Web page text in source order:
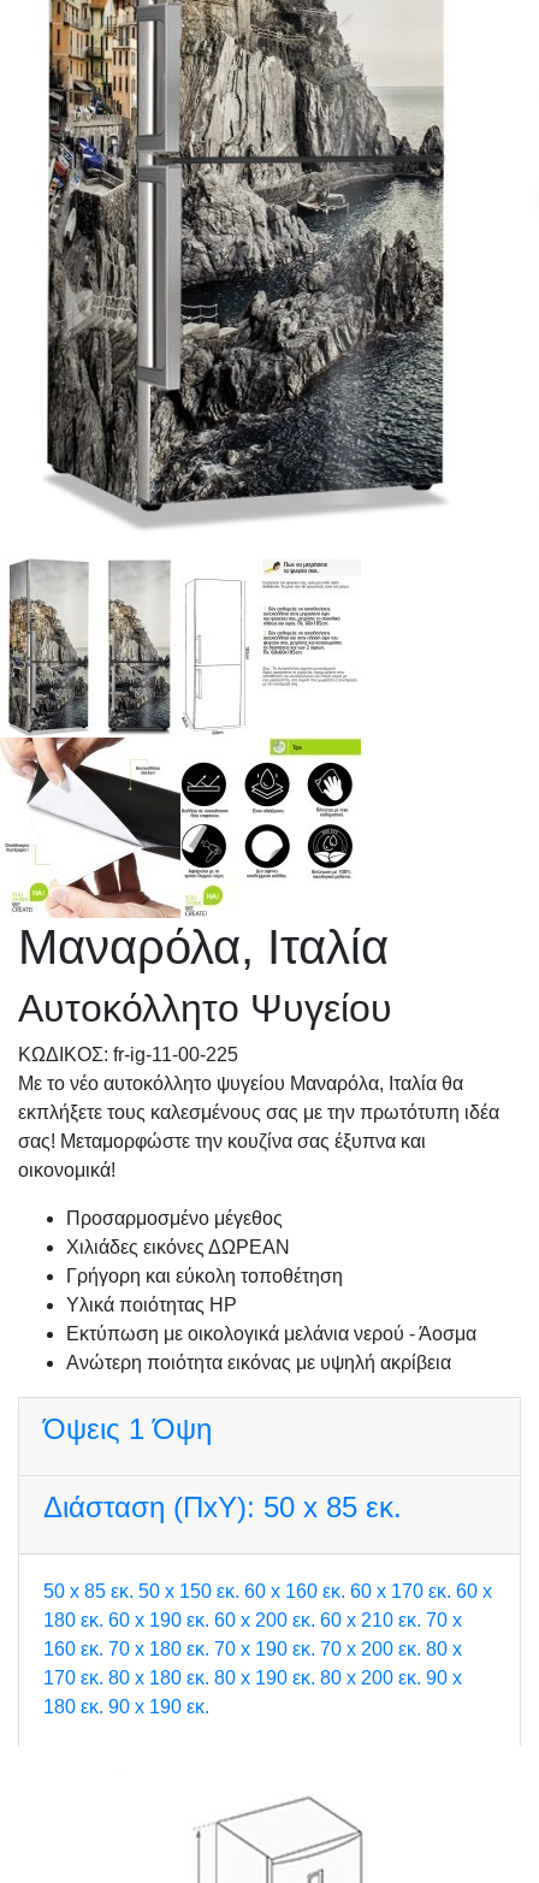
Μαναρόλα, Ιταλία
Αυτοκόλλητο Ψυγείου
KΩΔΙΚΟΣ: fr-ig-11-00-225
Με το νέο αυτοκόλλητο ψυγείου Μαναρόλα, Ιταλία θα
εκπλήξετε τους καλεσμένους σας με την πρωτότυπη ιδέα
σας! Μεταμορφώστε την κουζίνα σας έξυπνα και
οικονομικά!
Προσαρμοσμένo μέγεθος
Χιλιάδες εικόνες ΔΩΡΕΑΝ
Γρήγορη και εύκολη τοποθέτηση
Υλικά ποιότητας HP
Εκτύπωση με οικολογικά μελάνια νερού - Άοσμα
Ανώτερη ποιότητα εικόνας με υψηλή ακρίβεια
Όψεις 1 Όψη
Διάσταση (ΠxΥ): 50 x 85 εκ.
50 x 85 εκ. 50 x 150 εκ. 60 x 160 εκ. 60 x 170 εκ. 60 x
180 εκ. 60 x 190 εκ. 60 x 200 εκ. 60 x 210 εκ. 70 x
160 εκ. 70 x 180 εκ. 70 x 190 εκ. 70 x 200 εκ. 80 x
170 εκ. 80 x 180 εκ. 80 x 190 εκ. 80 x 200 εκ. 90 x
180 εκ. 90 x 190 εκ.